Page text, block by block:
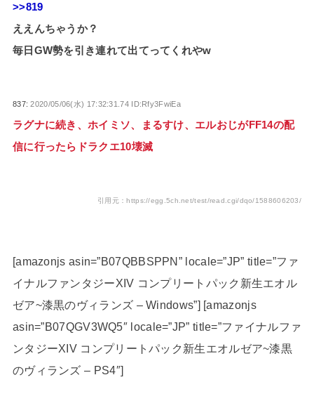
>>819
ええんちゃうか？
毎日GW勢を引き連れて出てってくれやw
837:2020/05/06(水) 17:32:31.74 ID:Rfy3FwiEa
ラグナに続き、ホイミソ、まるすけ、エルおじがFF14の配
信に行ったらドラクエ10壊滅
引用元：https://egg.5ch.net/test/read.cgi/dqo/1588606203/
[amazonjs asin=”B07QBBSPPN” locale=”JP” title=”ファ
イナルファンタジーXIV コンプリートパック新生エオル
ゼア~漆黒のヴィランズ – Windows”] [amazonjs
asin=”B07QGV3WQ5″ locale=”JP” title=”ファイナルファ
ンタジーXIV コンプリートパック新生エオルゼア~漆黒
のヴィランズ – PS4″]